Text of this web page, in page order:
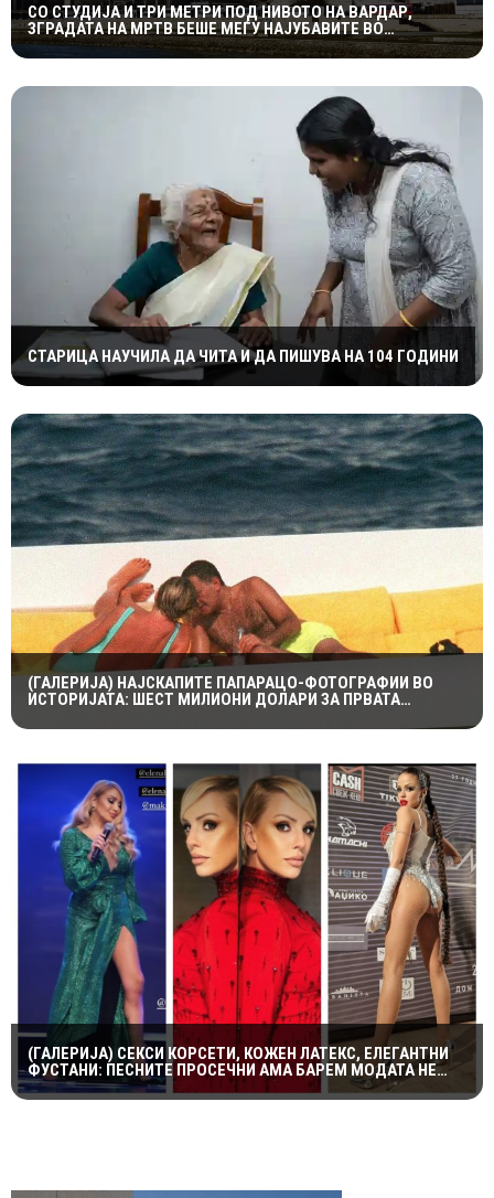
СО СТУДИЈА И ТРИ МЕТРИ ПОД НИВОТО НА ВАРДАР,
ЗГРАДАТА НА МРТВ БЕШЕ МЕЃУ НАЈУБАВИТЕ ВО
ЈУГОСЛАВИЈА
СТАРИЦА НАУЧИЛА ДА ЧИТА И ДА ПИШУВА НА 104 ГОДИНИ
(ГАЛЕРИЈА) НАЈСКАПИТЕ ПАПАРАЦО-ФОТОГРАФИИ ВО
ИСТОРИЈАТА: ШЕСТ МИЛИОНИ ДОЛАРИ ЗА ПРВАТА
(ГАЛЕРИЈА) СЕКСИ КОРСЕТИ, КОЖЕН ЛАТЕКС, ЕЛЕГАНТНИ
ФУСТАНИ: ПЕСНИТЕ ПРОСЕЧНИ АМА БАРЕМ МОДАТА НЕ
ПОТФРЛИ НА МАКФЕСТ